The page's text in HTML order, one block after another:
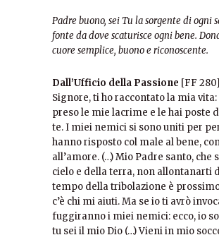
Padre buono, sei Tu la sorgente di ogni
fonte da dove scaturisce ogni bene.
cuore semplice, buono e riconoscente.
Dall’Ufficio della Passione [FF 280]
Signore, ti ho raccontato la mia vita:
preso le mie lacrime e le hai poste
te. I miei nemici si sono uniti per
hanno risposto col male al bene,
all’amore. (…) Mio Padre santo, che
cielo e della terra, non allontanarti
tempo della tribolazione è
c’è chi mi aiuti. Ma se io ti avrò
fuggiranno i miei nemici: ecco, io
tu sei il mio Dio (…) Vieni in mio